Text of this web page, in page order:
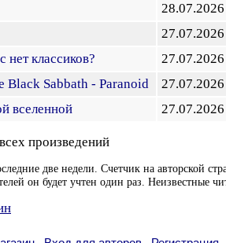
28.07.2026
27.07.2026
нет классиков? 27.07.2026
Black Sabbath - Paranoid 27.07.2026
вселенной 27.07.2026
произведений
две недели. Счетчик на авторской
он будет учтен один раз. Неизвестные